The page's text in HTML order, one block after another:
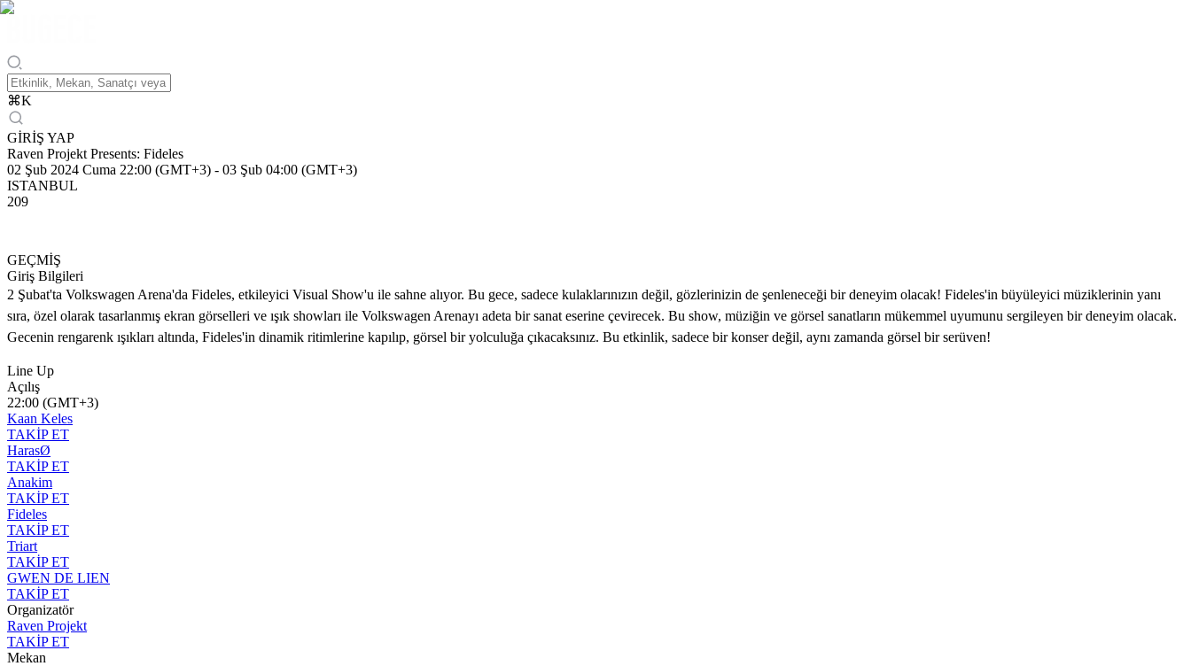
⌘K
GİRİŞ YAP
Raven Projekt Presents: Fideles
02 Şub 2024 Cuma 22:00 (GMT+3) - 03 Şub 04:00 (GMT+3)
ISTANBUL
209
GEÇMİŞ
Giriş Bilgileri
2 Şubat'ta Volkswagen Arena'da Fideles, etkileyici Visual Show'u ile sahne alıyor. Bu gece, sadece kulaklarınızın değil, gözlerinizin de şenleneceği bir deneyim olacak! Fideles'in büyüleyici müziklerinin yanı
sıra, özel olarak tasarlanmış ekran görselleri ve ışık showları ile Volkswagen Arenayı adeta bir sanat eserine çevirecek. Bu show, müziğin ve görsel sanatların mükemmel uyumunu sergileyen bir deneyim olacak.
Gecenin rengarenk ışıkları altında, Fideles'in dinamik ritimlerine kapılıp, görsel bir yolculuğa çıkacaksınız. Bu etkinlik, sadece bir konser değil, aynı zamanda görsel bir serüven!
Line Up
Açılış
22:00 (GMT+3)
Kaan Keles
TAKİP ET
HarasØ
TAKİP ET
Anakim
TAKİP ET
Fideles
TAKİP ET
Triart
TAKİP ET
GWEN DE LIEN
TAKİP ET
Organizatör
Raven Projekt
TAKİP ET
Mekan